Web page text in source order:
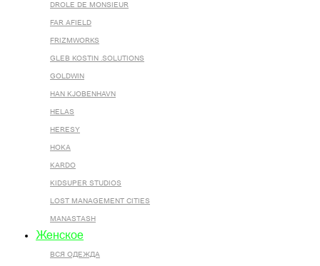
DROLE DE MONSIEUR
FAR AFIELD
FRIZMWORKS
GLEB KOSTIN .SOLUTIONS
GOLDWIN
HAN KJOBENHAVN
HELAS
HERESY
HOKA
KARDO
KIDSUPER STUDIOS
LOST MANAGEMENT CITIES
MANASTASH
Женское
ВСЯ ОДЕЖДА